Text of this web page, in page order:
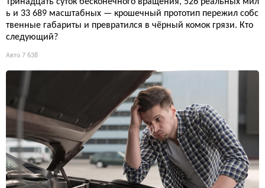
ь и 33 689 масштабных — крошечный прототип пережил собс
твенные габариты и превратился в чёрный комок грязи. Кто
следующий?
Авто 7 638